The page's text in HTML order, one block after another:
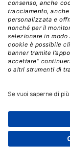
Mixer è un prodotto
redazione, pubblicità |